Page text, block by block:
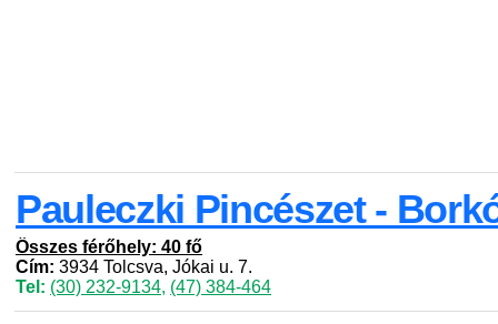
Pauleczki Pincészet -
Összes férőhely: 40 fő
Cím: 3934 Tolcsva, Jókai u. 7.
Tel: (30) 232-9134, (47) 384-464